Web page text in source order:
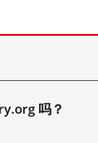
吗？